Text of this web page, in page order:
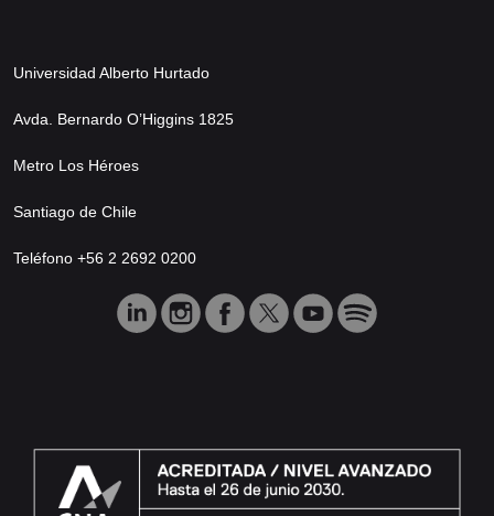
Universidad Alberto Hurtado
Avda. Bernardo O’Higgins 1825
Metro Los Héroes
Santiago de Chile
Teléfono +56 2 2692 0200